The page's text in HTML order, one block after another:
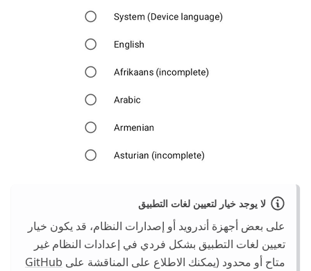
لا يوجد خيار لتعيين لغات التطبيق
على بعض أجهزة أندرويد أو إصدارات النظام، قد يكون خيار
تعيين لغات التطبيق بشكل فردي في إعدادات النظام غير
متاح أو محدود (يمكنك الاطلاع على المناقشة على GitHub